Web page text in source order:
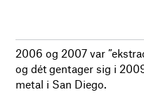
2006 og 2007 var
og dét gentager sig i
metal i San Diego.